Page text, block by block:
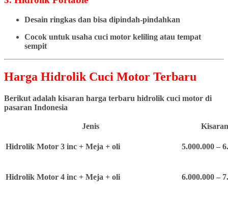
Desain ringkas dan bisa dipindah-pindahkan
Cocok untuk usaha cuci motor keliling atau tempat
sempit
Harga Hidrolik Cuci Motor Terbaru
Berikut adalah kisaran harga terbaru hidrolik cuci motor di
pasaran Indonesia
Jenis
Hidrolik Motor 3 inc + Meja + oli 5.000.000 –
Hidrolik Motor 4 inc + Meja + oli 6.000.000 –